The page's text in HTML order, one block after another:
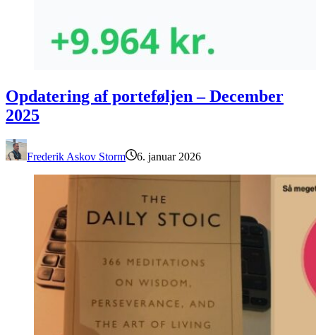
Opdatering af porteføljen – December
2025
Frederik Askov Storm 6. januar 2026